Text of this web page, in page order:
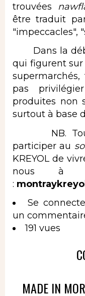
trouvées
être traduit
"impeccacles",
Dans la
qui figurent sur
pas
produites non
surtout à base
NB. Toute
participer au
KREYOL de
nous à
:
Se
un
191 vues
MADE IN